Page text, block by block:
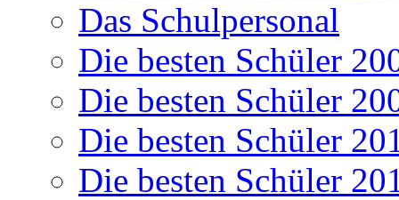
Das Schulpersonal
Die besten Schüler
Die besten Schüler
Die besten Schüler
Die besten Schüler